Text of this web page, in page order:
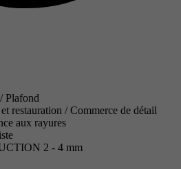
Plafond
restauration / Commerce de détail
aux rayures
2 - 4 mm